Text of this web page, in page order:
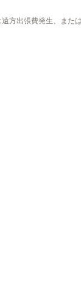
方出張費発生、また